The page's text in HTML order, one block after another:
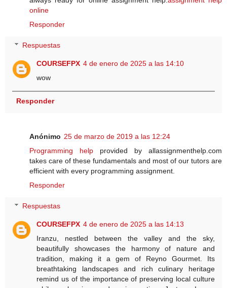
online
Responder
Respuestas
COURSEFPX 4 de enero de 2025 a las 14:10
wow
Responder
Anónimo 25 de marzo de 2019 a las 12:24
Programming help provided by allassignmenthelp.com
takes care of these fundamentals and most of our tutors are
efficient with every programming assignment.
Responder
Respuestas
COURSEFPX 4 de enero de 2025 a las 14:13
Iranzu, nestled between the valley and the sky,
beautifully showcases the harmony of nature and
tradition, making it a gem of Reyno Gourmet. Its
breathtaking landscapes and rich culinary heritage
remind us of the importance of preserving local culture